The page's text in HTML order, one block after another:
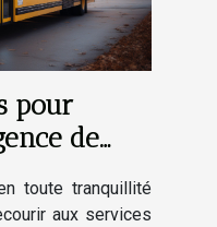
pour
de
toute tranquillité
aux services